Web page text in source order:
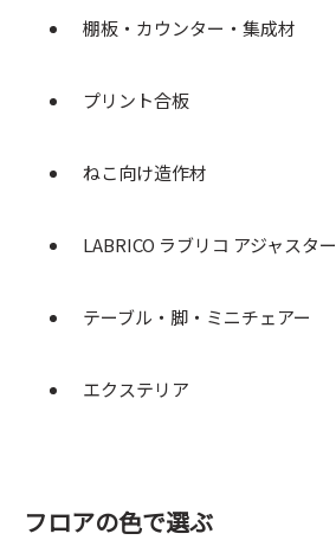
棚板・カウンター・集成材
プリント合板
ねこ向け造作材
LABRICO ラブリコ アジャスター
テーブル・脚・ミニチェアー
エクステリア
フロアの色で選ぶ